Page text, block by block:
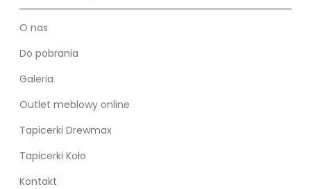
O nas
Do pobrania
Galeria
Outlet meblowy online
Tapicerki Drewmax
Tapicerki Koło
Kontakt